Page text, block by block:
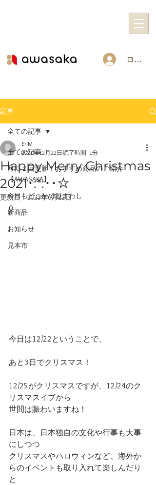
ログイン
記事
全ての記事
月に１回更新！おすすめ商品のご紹介
【AWASAKA】
今日もどこかで皿まわし
新商品
お知らせ
見本市
全ての記事
Happy Merry Christmas
2021･:*:･･☆
EriM
2021年12月22日 読了時間: 1分
更新日：2023年6月22日
0
今日は12/22ということで、
あと3日でクリスマス！
12/25がクリスマスですが、12/24のク
リスマスイブから
世間は賑わいますね！
日本は、日本独自の文化や行事も大事
にしつつ
クリスマスやハロウィンなど、海外か
らのイベントも取り入れて楽しんだり
と